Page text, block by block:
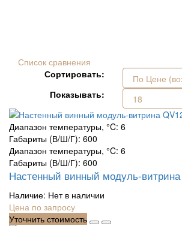
Список сравнения
Сортировать:
Показывать:
Диапазон температуры, °C: 6
Габариты (В/Ш/Г): 600
Диапазон температуры, °C: 6
Габариты (В/Ш/Г): 600
Настенный винный модуль-
Наличие: Нет в наличии
Цена по запросу
Уточнить стоимость